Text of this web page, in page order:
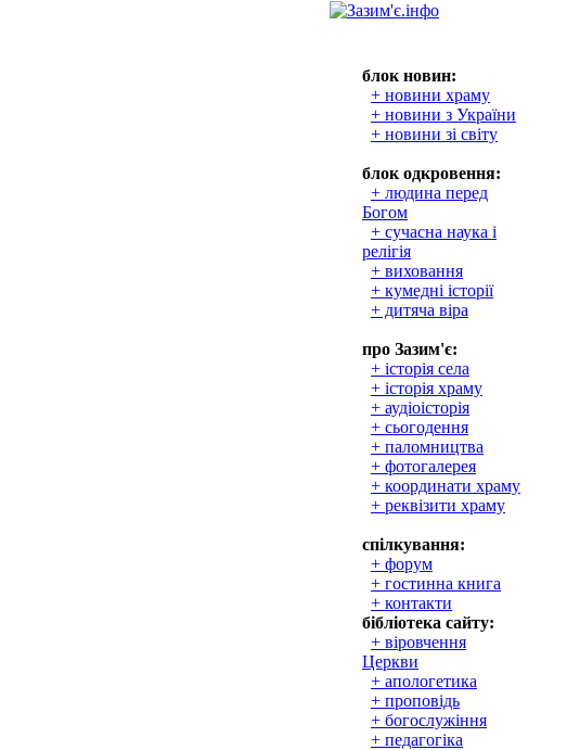
блок новин:
+ новини храму
+ новини з України
+ новини зі світу
блок одкровення:
+ людина перед
Богом
+ сучасна наука і
релігія
+ виховання
+ кумедні історії
+ дитяча віра
про Зазим'є:
+ історія села
+ історія храму
+ аудіоісторія
+ сьогодення
+ паломництва
+ фотогалерея
+ координати храму
+ реквізити храму
спілкування:
+ форум
+ гостинна книга
+ контакти
бібліотека сайту:
+ віровчення
Церкви
+ апологетика
+ проповідь
+ богослужіння
+ педагогіка